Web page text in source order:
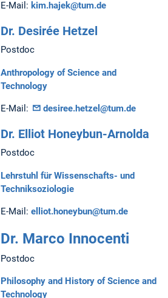
E-Mail: kim.hajek@tum.de
Dr. Desirée Hetzel
Postdoc
Anthropology of Science and
Technology
E-Mail: desiree.hetzel@tum.de
Dr. Elliot Honeybun-Arnolda
Postdoc
Lehrstuhl für Wissenschafts- und
Techniksoziologie
E-Mail: elliot.honeybun@tum.de
Dr. Marco Innocenti
Postdoc
Philosophy and History of Science and
Technology